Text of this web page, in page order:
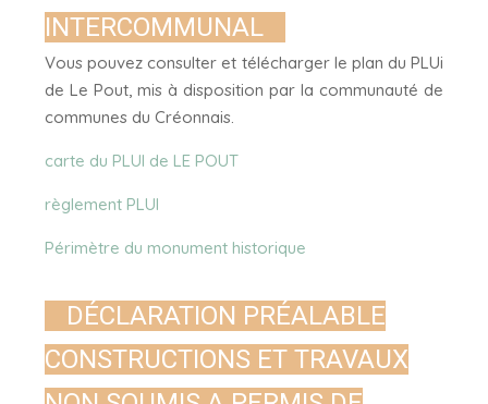
INTERCOMMUNAL
Vous pouvez consulter et télécharger le plan du PLUi
de Le Pout, mis à disposition par la communauté de
communes du Créonnais.
carte du PLUI de LE POUT
règlement PLUI
Périmètre du monument historique
DÉCLARATION PRÉALABLE
CONSTRUCTIONS ET TRAVAUX